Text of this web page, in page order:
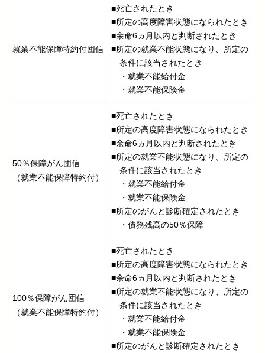
就業不能保障特約付団信
■死亡されたとき
■所定の高度障害状態になられたとき
■余命6ヵ月以内と判断されたとき
■所定の就業不能状態になり、所定の
条件に該当されたとき
・就業不能給付金
・就業不能保険金
50％保障がん団信
（就業不能保障特約付）
■死亡されたとき
■所定の高度障害状態になられたとき
■余命6ヵ月以内と判断されたとき
■所定の就業不能状態になり、所定の
条件に該当されたとき
・就業不能給付金
・就業不能保険金
■所定のがんと診断確定されたとき
・債務残高の50％保障
100％保障がん団信
（就業不能保障特約付）
■死亡されたとき
■所定の高度障害状態になられたとき
■余命6ヵ月以内と判断されたとき
■所定の就業不能状態になり、所定の
条件に該当されたとき
・就業不能給付金
・就業不能保険金
■所定のがんと診断確定されたとき